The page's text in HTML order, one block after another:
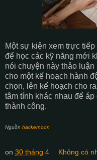
Một sự kiện xem trực
để học các kỹ năng mới
nói chuyện này thảo
cho một kế hoạch hành
chọn, lên kế hoạch cho
tâm tính khác nhau để
thành công.
Nguồn hackernoon
on 30 tháng 4 Không có